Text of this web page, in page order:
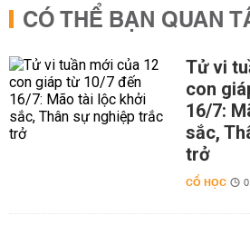
CÓ THỂ BẠN QUAN
Tử vi
con
16/7:
sắc,
trở
CỔ HỌC